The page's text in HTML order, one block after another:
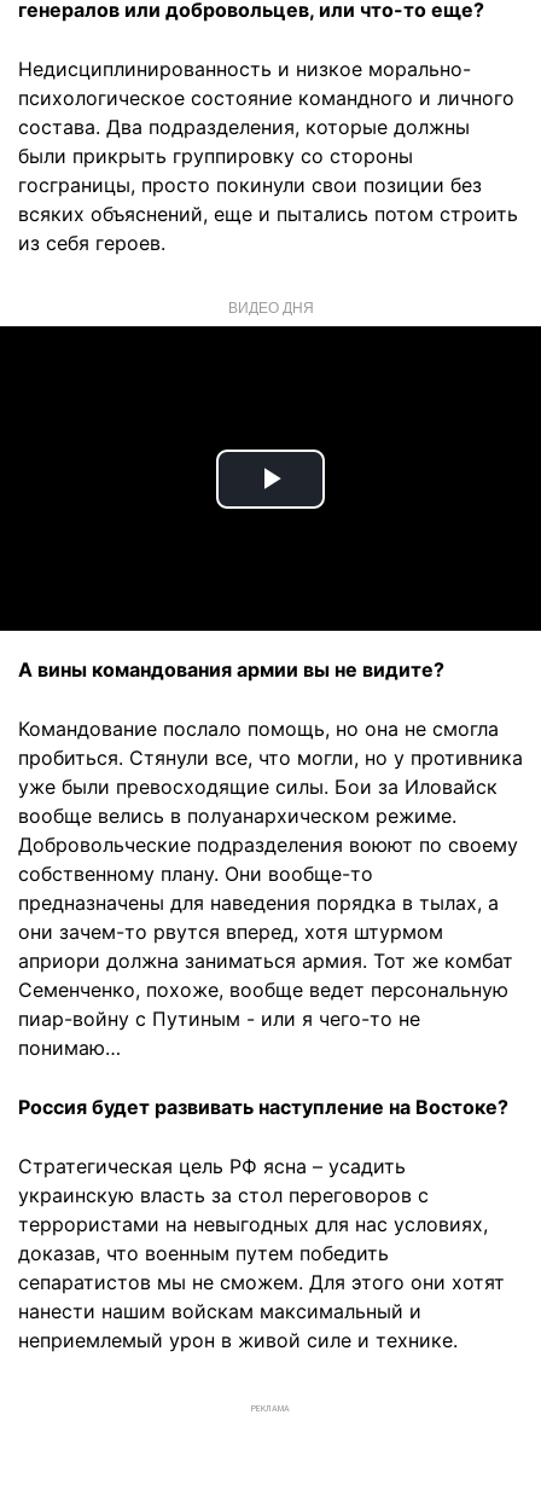
генералов или добровольцев, или что-то еще?
Недисциплинированность и низкое морально-
психологическое состояние командного и личного
состава. Два подразделения, которые должны
были прикрыть группировку со стороны
госграницы, просто покинули свои позиции без
всяких объяснений, еще и пытались потом строить
из себя героев.
ВИДЕО ДНЯ
Play
А вины командования армии вы не видите?
Командование послало помощь, но она не смогла
пробиться. Стянули все, что могли, но у противника
уже были превосходящие силы. Бои за Иловайск
вообще велись в полуанархическом режиме.
Добровольческие подразделения воюют по своему
собственному плану. Они вообще-то
предназначены для наведения порядка в тылах, а
они зачем-то рвутся вперед, хотя штурмом
априори должна заниматься армия. Тот же комбат
Семенченко, похоже, вообще ведет персональную
пиар-войну с Путиным - или я чего-то не
понимаю…
Россия будет развивать наступление на Востоке?
Стратегическая цель РФ ясна – усадить
украинскую власть за стол переговоров с
террористами на невыгодных для нас условиях,
доказав, что военным путем победить
сепаратистов мы не сможем. Для этого они хотят
нанести нашим войскам максимальный и
неприемлемый урон в живой силе и технике.
РЕКЛАМА